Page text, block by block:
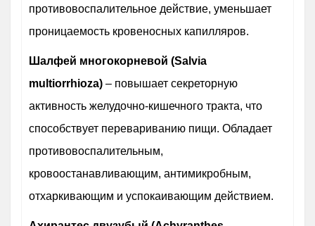
противовоспалительное действие, уменьшает
проницаемость кровеносных капилляров.
Шалфей многокорневой (Salvia
multiorrhioza) – повышает секреторную
активность желудочно-кишечного тракта, что
способствует перевариванию пищи. Обладает
противовоспалительным,
кровоостанавливающим, антимикробным,
отхаркивающим и успокаивающим действием.